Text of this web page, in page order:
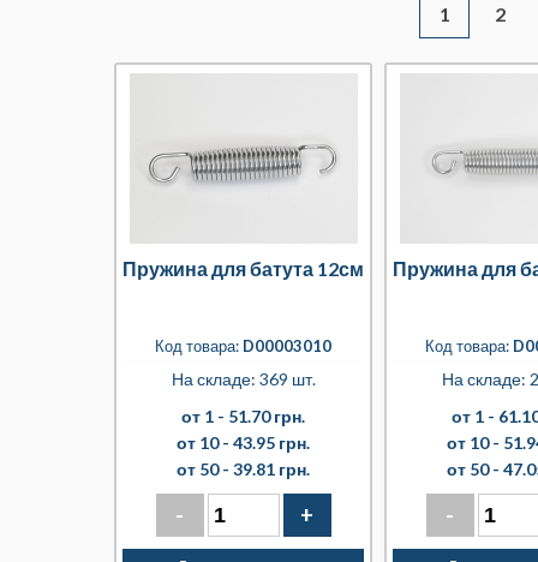
1 2
Пружина для батута 12см
Код товара: D00003010
На складе: 369 шт.
от 1 - 51.70 грн.
от 10 - 43.95 грн.
от 50 - 39.81 грн.
- +
Пружина для
Код товара:
На складе:
от 1 -
от 10 -
от 50 -
-